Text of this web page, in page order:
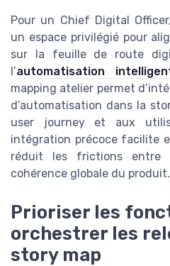
Pour un Chief Digital
un espace privilégié pour
sur la feuille de route
l’automatisation
mapping atelier permet
d’automatisation dans la
user journey et aux
intégration précoce facilite
réduit les frictions entre
cohérence globale du produit.
Prioriser les
orchestrer les
story map